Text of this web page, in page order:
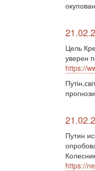
Цель
уверен
https://
Путин
https://